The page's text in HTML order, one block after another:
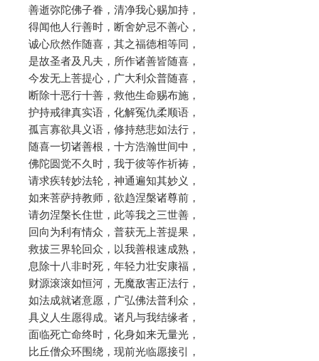
善逝弥陀佛子眷，清净我心赐加持，
得闻他人行善时，断舍妒忌不善心，
诚心欣然作随喜，其之福德相等同，
是故圣者及凡夫，所作诸善皆随喜，
今发无上菩提心，广大利众普随喜，
断除十恶行十善，救他生命赐布施，
护持戒律真实语，化解冤仇柔顺语，
孤言寡欲具义语，修持慈悲如法行，
随喜一切诸善根，十方浩瀚世间中，
佛陀圆觉不久时，我于彼等作祈祷，
请求疾转妙法轮，神通遍知其妙义，
如来菩萨持教师，欲趋涅槃诸尊前，
请勿涅槃长住世，此等我之三世善，
回向为利有情众，普获无上菩提果，
救拔三界轮回众，以我善根速成熟，
息除十八非时死，年轻力壮安康福，
财源滚滚如恒河，无魔敌害正法行，
如法成就诸意愿，广弘佛法普利众，
具义人生愿得成。诸凡与我结缘者，
面临死亡命终时，化身如来无量光，
比丘僧众环围绕，现前光临愿接引，